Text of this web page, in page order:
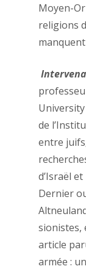
Moyen-
religions
de
entre
d’Israël
Dernier
sionistes,
article
armée :